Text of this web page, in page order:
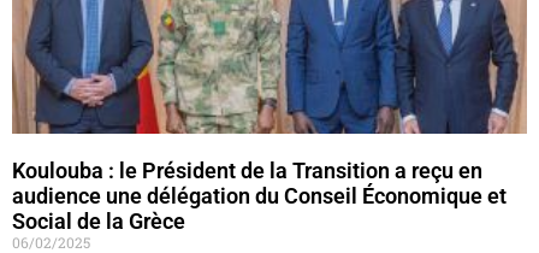
Koulouba : le Président de la Transition a reçu en
audience une délégation du Conseil Économique et
Social de la Grèce
06/02/2025